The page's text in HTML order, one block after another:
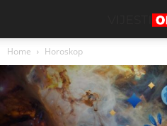
Home Horoskop